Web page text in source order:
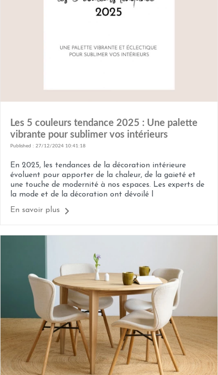
Les 5 couleurs tendance 2025 : Une palette
vibrante pour sublimer vos intérieurs
Published : 27/12/2024 10:41:18
En 2025, les tendances de la décoration intérieure
évoluent pour apporter de la chaleur, de la gaieté et
une touche de modernité à nos espaces. Les experts de
la mode et de la décoration ont dévoilé l
En savoir plus